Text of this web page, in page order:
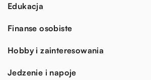
Edukacja
Finanse osobiste
Hobby i zainteresowania
Jedzenie i napoje